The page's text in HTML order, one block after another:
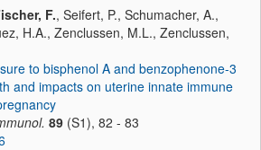
F., Seifert, P., Schumacher, A.,
H.A., Zenclussen, M.L., Zenclussen,
to bisphenol A and benzophenone-3
and impacts on uterine innate immune
89 (S1), 82 - 83